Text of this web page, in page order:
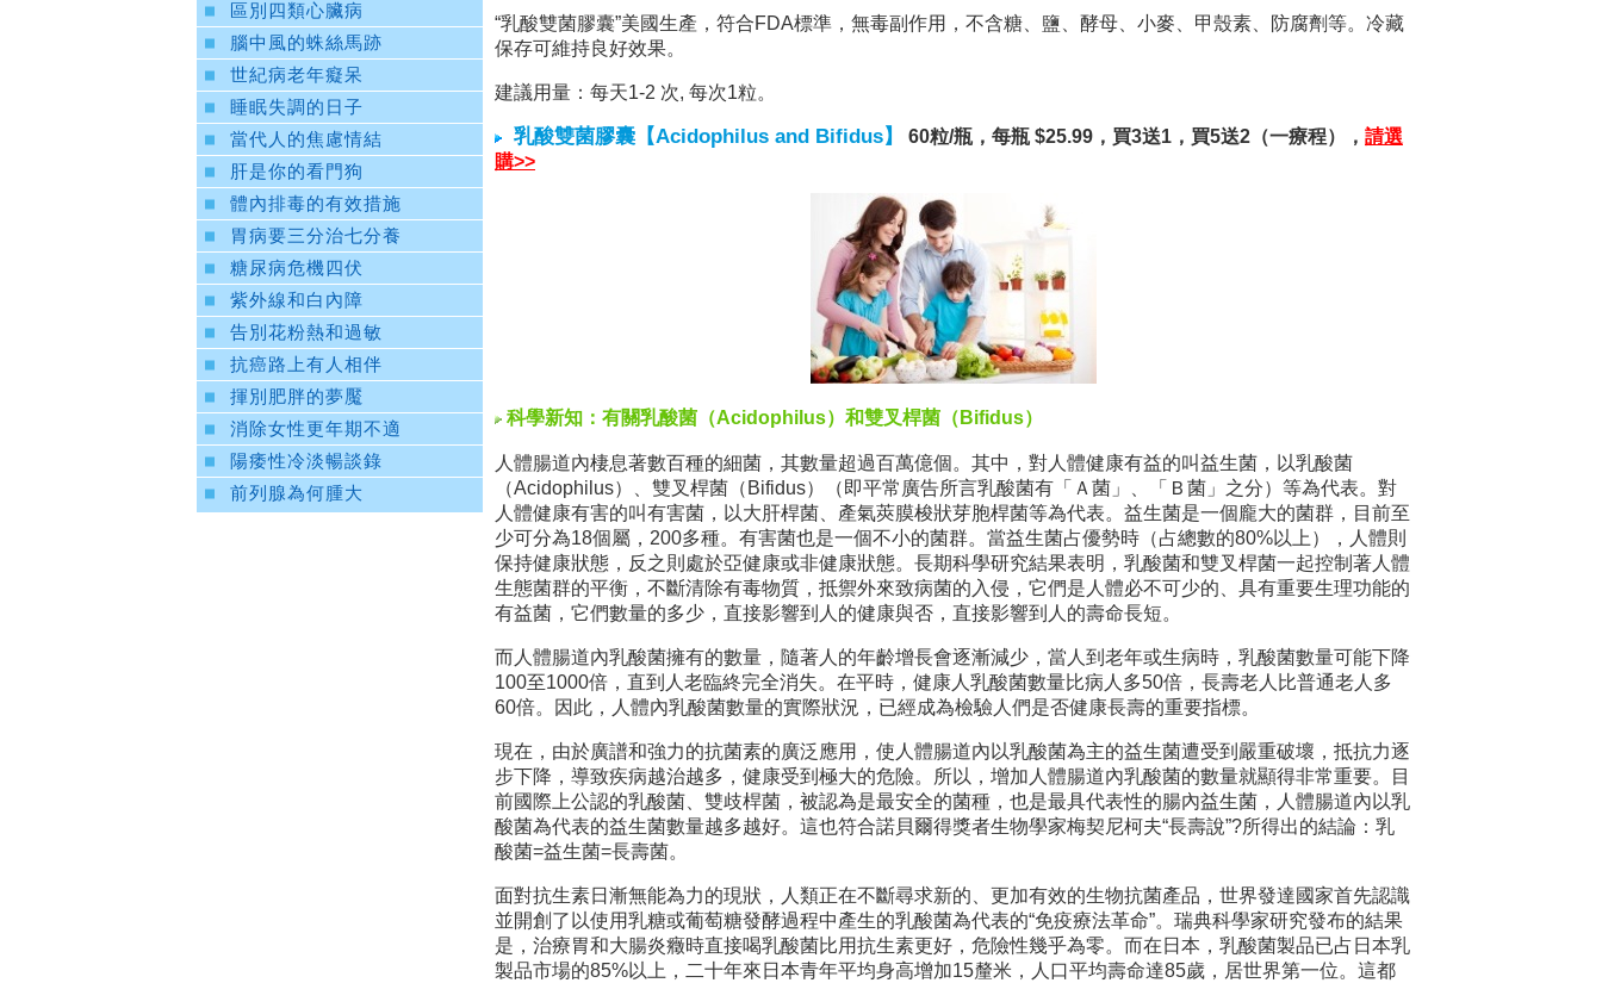
“乳酸雙菌膠囊”美國生產，符合FDA標準，無毒副作用，不含糖、鹽、酵母、小麥、甲殼素、防腐劑等。冷藏
保存可維持良好效果。
建議用量：每天1-2 次, 每次1粒。
乳酸雙菌膠囊【Acidophilus and Bifidus】 60粒/瓶，每瓶 $25.99，買3送1，買5送2（一療程）， 請選
購>>
科學新知：有關乳酸菌（Acidophilus）和雙叉桿菌（Bifidus）
人體腸道內棲息著數百種的細菌，其數量超過百萬億個。其中，對人體健康有益的叫益生菌，以乳酸菌
（Acidophilus）、雙叉桿菌（Bifidus）（即平常廣告所言乳酸菌有「Ａ菌」、「Ｂ菌」之分）等為代表。對
人體健康有害的叫有害菌，以大肝桿菌、產氣莢膜梭狀芽胞桿菌等為代表。益生菌是一個龐大的菌群，目前至
少可分為18個屬，200多種。有害菌也是一個不小的菌群。當益生菌占優勢時（占總數的80%以上），人體則
保持健康狀態，反之則處於亞健康或非健康狀態。長期科學研究結果表明，乳酸菌和雙叉桿菌一起控制著人體
生態菌群的平衡，不斷清除有毒物質，抵禦外來致病菌的入侵，它們是人體必不可少的、具有重要生理功能的
有益菌，它們數量的多少，直接影響到人的健康與否，直接影響到人的壽命長短。
而人體腸道內乳酸菌擁有的數量，隨著人的年齡增長會逐漸減少，當人到老年或生病時，乳酸菌數量可能下降
100至1000倍，直到人老臨終完全消失。在平時，健康人乳酸菌數量比病人多50倍，長壽老人比普通老人多
60倍。因此，人體內乳酸菌數量的實際狀況，已經成為檢驗人們是否健康長壽的重要指標。
現在，由於廣譜和強力的抗菌素的廣泛應用，使人體腸道內以乳酸菌為主的益生菌遭受到嚴重破壞，抵抗力逐
步下降，導致疾病越治越多，健康受到極大的危險。所以，增加人體腸道內乳酸菌的數量就顯得非常重要。目
前國際上公認的乳酸菌、雙歧桿菌，被認為是最安全的菌種，也是最具代表性的腸內益生菌，人體腸道內以乳
酸菌為代表的益生菌數量越多越好。這也符合諾貝爾得獎者生物學家梅契尼柯夫“長壽說”?所得出的結論：乳
酸菌=益生菌=長壽菌。
面對抗生素日漸無能為力的現狀，人類正在不斷尋求新的、更加有效的生物抗菌產品，世界發達國家首先認識
並開創了以使用乳糖或葡萄糖發酵過程中產生的乳酸菌為代表的“免疫療法革命”。瑞典科學家研究發布的結果
是，治療胃和大腸炎癥時直接喝乳酸菌比用抗生素更好，危險性幾乎為零。而在日本，乳酸菌製品已占日本乳
製品市場的85%以上，二十年來日本青年平均身高增加15釐米，人口平均壽命達85歲，居世界第一位。這都
區別四類心臟病
腦中風的蛛絲馬跡
世紀病老年癡呆
睡眠失調的日子
當代人的焦慮情結
肝是你的看門狗
體內排毒的有效措施
胃病要三分治七分養
糖尿病危機四伏
紫外線和白內障
告別花粉熱和過敏
抗癌路上有人相伴
揮別肥胖的夢魘
消除女性更年期不適
陽痿性冷淡暢談錄
前列腺為何腫大